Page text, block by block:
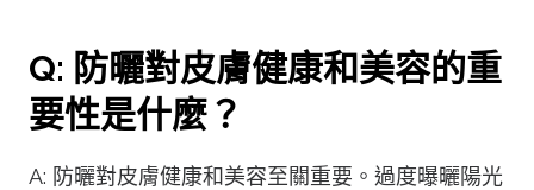
Q: 防曬對皮膚健康和美容的重
要性是什麼？
A: 防曬對皮膚健康和美容至關重要。過度曝曬陽光